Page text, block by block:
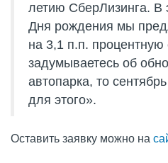
летию СберЛизинга. В
Дня рождения мы
на 3,1 п.п. процентную
задумываетесь об
автопарка, то
для этого».
Оставить заявку можно на